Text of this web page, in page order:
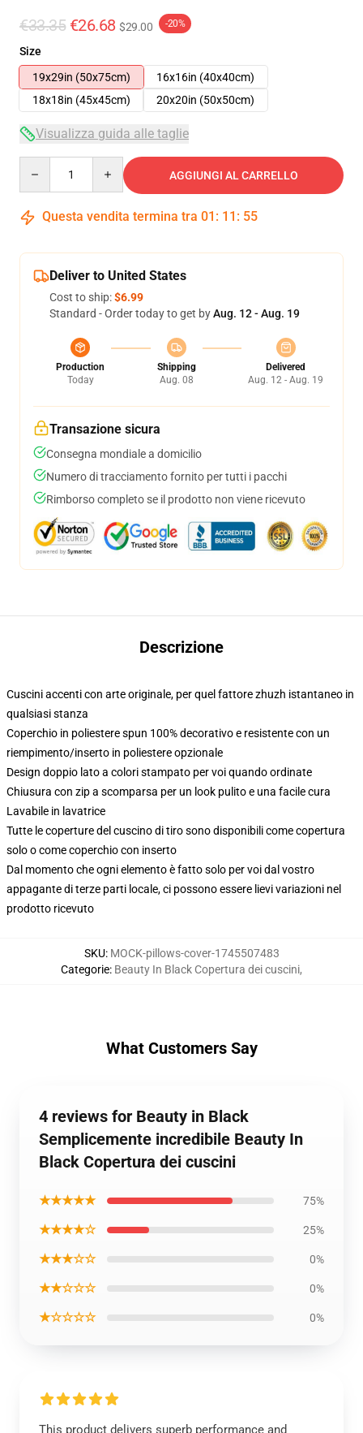
€33.35 €26.68 $29.00 -20%
Size
19x29in (50x75cm)
16x16in (40x40cm)
18x18in (45x45cm)
20x20in (50x50cm)
Visualizza guida alle taglie
AGGIUNGI AL CARRELLO
Questa vendita termina tra 01 : 11 : 54
Deliver to United States
Cost to ship:$6.99
Standard - Order today to get byAug. 12 - Aug. 19
Production
Today
Shipping
Aug. 08
Delivered
Aug. 12 - Aug. 19
Transazione sicura
Consegna mondiale a domicilio
Numero di tracciamento fornito per tutti i pacchi
Rimborso completo se il prodotto non viene ricevuto
Descrizione
Cuscini accenti con arte originale, per quel fattore zhuzh istantaneo in
qualsiasi stanza
Coperchio in poliestere spun 100% decorativo e resistente con un
riempimento/inserto in poliestere opzionale
Design doppio lato a colori stampato per voi quando ordinate
Chiusura con zip a scomparsa per un look pulito e una facile cura
Lavabile in lavatrice
Tutte le coperture del cuscino di tiro sono disponibili come copertura
solo o come coperchio con inserto
Dal momento che ogni elemento è fatto solo per voi dal vostro
appagante di terze parti locale, ci possono essere lievi variazioni nel
prodotto ricevuto
SKU: MOCK-pillows-cover-1745507483
Categorie: Beauty In Black Copertura dei cuscini,
What Customers Say
4 reviews for Beauty in Black
Semplicemente incredibile Beauty In
Black Copertura dei cuscini
★★★★★ 75%
★★★★☆ 25%
★★★☆☆ 0%
★★☆☆☆ 0%
★☆☆☆☆ 0%
This product delivers superb performance and